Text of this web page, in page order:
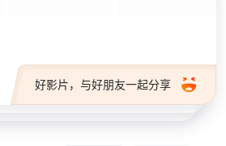
好影片，与好朋友一起分享